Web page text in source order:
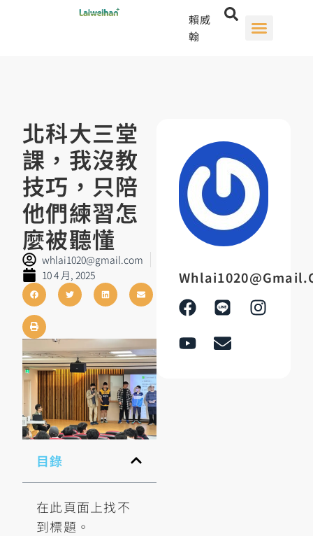
賴威
翰
北科大三堂
課，我沒教
技巧，只陪
他們練習怎
麼被聽懂
whlai1020@gmail.com
10 4 月, 2025
目錄
在此頁面上找不
到標題。